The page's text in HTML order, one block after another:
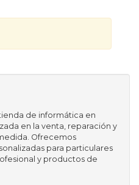
de informática en
en la venta, reparación y
Ofrecemos
para particulares
y productos de